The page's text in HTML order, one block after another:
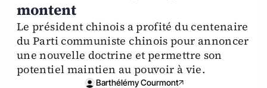
montent
Le président chinois a profité du centenaire
du Parti communiste chinois pour annoncer
une nouvelle doctrine et permettre son
potentiel maintien au pouvoir à vie.
Barthélémy Courmont